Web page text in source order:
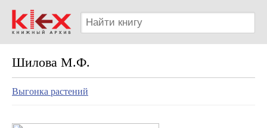
Шилова М.Ф.
Выгонка растений